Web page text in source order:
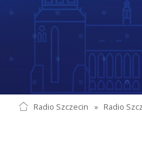
Radio Szczecin » Radio